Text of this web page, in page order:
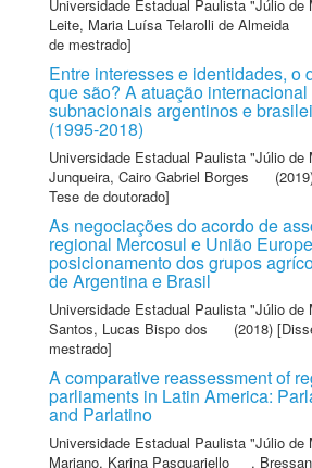
Universidade Estadual Paulista "Júlio de
Leite, Maria Luísa Telarolli de Almeida
de mestrado]
Entre interesses e identidades, o
que são? A atuação
subnacionais argentinos e
(1995-2018)
Universidade Estadual Paulista "Júlio de
Junqueira, Cairo Gabriel Borges
Tese de doutorado]
As negociações do acordo de
regional Mercosul e União
posicionamento dos grupos
de Argentina e Brasil
Universidade Estadual Paulista "Júlio de
Santos, Lucas Bispo dos
(2018)
mestrado]
A comparative reassessment of
parliaments in Latin America:
and Parlatino
Universidade Estadual Paulista "Júlio de
Mariano, Karina Pasquariello
,